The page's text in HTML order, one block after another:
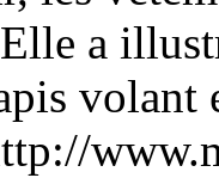
a
volant